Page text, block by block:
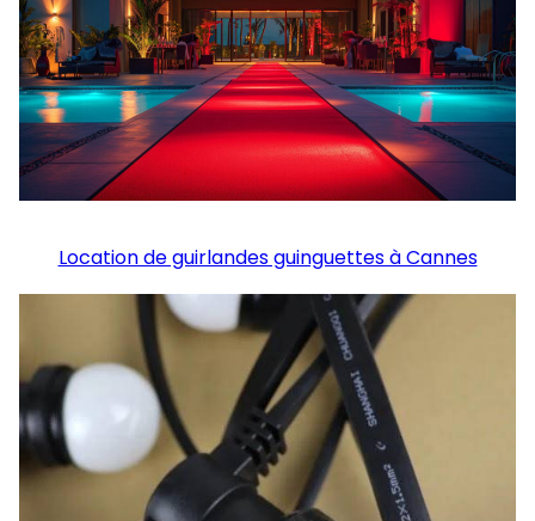
Location de guirlandes guinguettes à Cannes